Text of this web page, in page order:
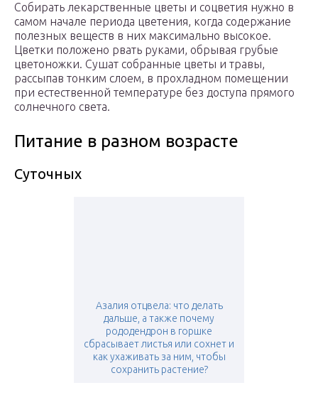
Собирать лекарственные цветы и соцветия нужно в
самом начале периода цветения, когда содержание
полезных веществ в них максимально высокое.
Цветки положено рвать руками, обрывая грубые
цветоножки. Сушат собранные цветы и травы,
рассыпав тонким слоем, в прохладном помещении
при естественной температуре без доступа прямого
солнечного света.
Питание в разном возрасте
Суточных
Азалия отцвела: что делать
дальше, а также почему
рододендрон в горшке
сбрасывает листья или сохнет и
как ухаживать за ним, чтобы
сохранить растение?